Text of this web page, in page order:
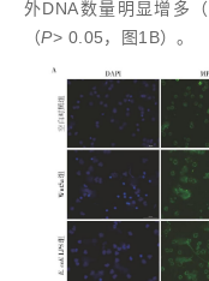
外DNA数量明显增多（
（P> 0.05，图1B）。